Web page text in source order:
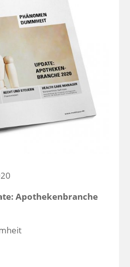
Apothekenbranche